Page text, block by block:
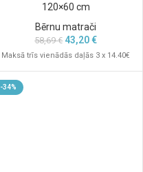
120×60 cm
Bērnu matrači
58,69€ 43,20€
Maksā trīs vienādās daļās 3 x 14.40€
-34%